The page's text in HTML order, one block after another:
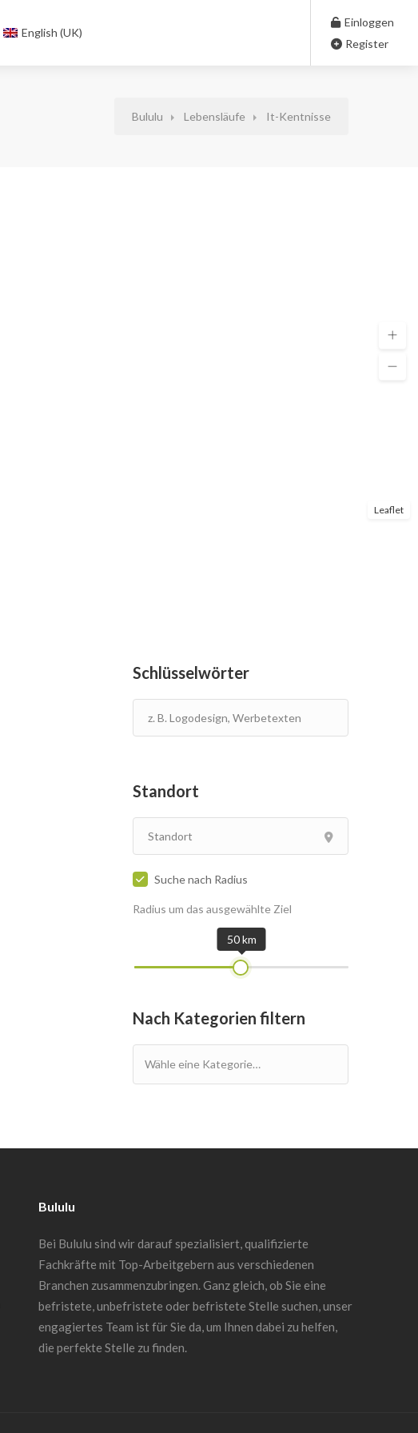
English (UK)
Einloggen
Register
Bululu Lebensläufe It-Kentnisse
Leaflet
Schlüsselwörter
Standort
Suche nach Radius
Radius um das ausgewählte Ziel
50 km
Nach Kategorien filtern
Bululu
Bei Bululu sind wir darauf spezialisiert, qualifizierte
Fachkräfte mit Top-Arbeitgebern aus verschiedenen
Branchen zusammenzubringen. Ganz gleich, ob Sie eine
befristete, unbefristete oder befristete Stelle suchen, unser
engagiertes Team ist für Sie da, um Ihnen dabei zu helfen,
die perfekte Stelle zu finden.